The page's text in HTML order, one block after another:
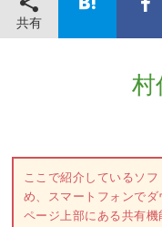
共有
村
ここで紹介しているソ
め、スマートフォンでダ
ページ上部にある共有